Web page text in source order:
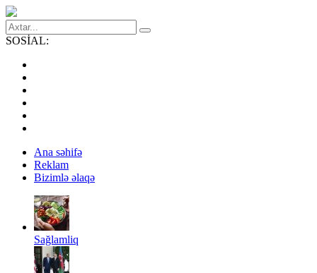
SOSİAL:
Ana səhifə
Reklam
Bizimlə əlaqə
Sağlamliq